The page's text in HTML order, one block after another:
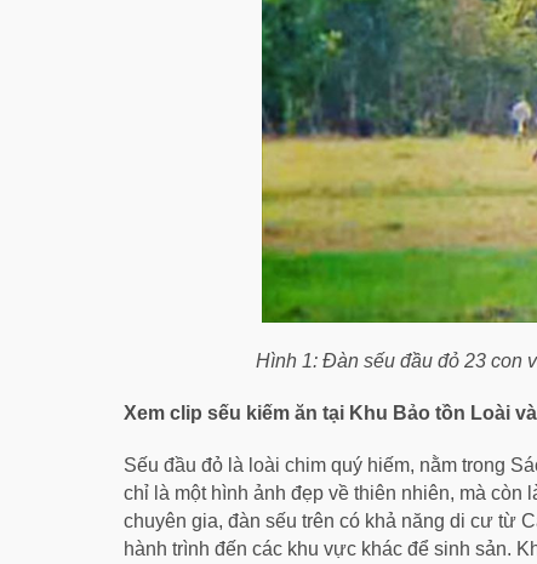
Hình 1: Đàn sếu đầu đỏ 23 con
Xem clip sếu kiếm ăn tại Khu Bảo tồn Loài
Sếu đầu đỏ là loài chim quý hiếm, nằm trong
chỉ là một hình ảnh đẹp về thiên nhiên, mà
chuyên gia, đàn sếu trên có khả năng di cư từ
hành trình đến các khu vực khác để sinh sản.